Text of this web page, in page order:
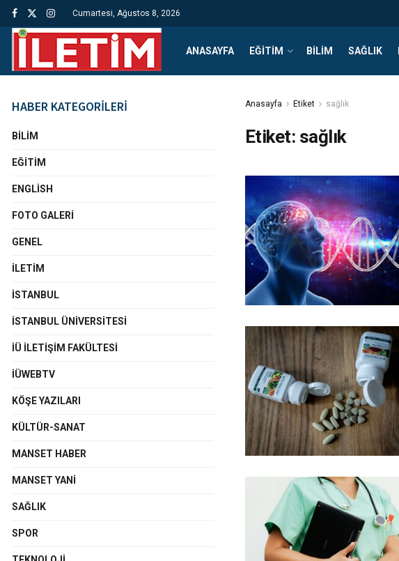
Cumartesi, Ağustos 8, 2026
ANASAYFA EĞITIM BILIM SAĞLIK
Anasayfa Etiket sağlık
Etiket: sağlık
HABER KATEGORİLERİ
BILIM
EĞITIM
ENGLISH
FOTO GALERI
GENEL
İLETIM
İSTANBUL
İSTANBUL ÜNIVERSITESI
İÜ İLETIŞIM FAKÜLTESI
İÜWEBTV
KÖŞE YAZILARI
KÜLTÜR-SANAT
MANSET HABER
MANSET YANI
SAĞLIK
SPOR